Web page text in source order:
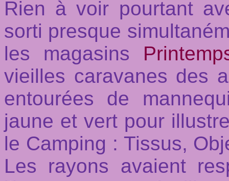
Rien à voir pourtant
sorti presque
les magasins
vieilles caravanes des
entourées de
jaune et vert pour
le Camping : Tissus,
Les rayons avaient